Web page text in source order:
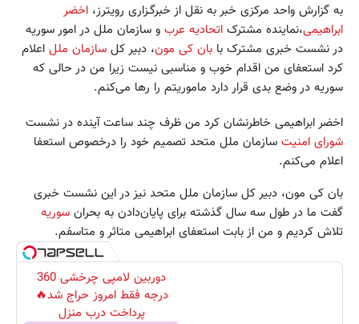
به گزارش واحد مرکزی خبر به نقل از خبرگـزاری رویترز، اخضر
ابراهیمی،نماینده مشترک اتحادیه عرب و سازمان ملل در امور سوریه
در نشست خبری مشترک با بان کی مون، دبیر کل سازمان ملل اعلام
کرد استعفای من اقدام خوب و مناسبی نیست زیرا من در حالی که
سوریه در وضع بدی قرار دارد ماموریتم را رها می‌کنم.
اخضر ابراهیمی خاطرنشان کرد من ظرف چند ساعت آینده در نشست
شورای امنیت سازمان ملل متحد تصمیم خود را درخصوص استعفا
اعلام می‌کنم.
بان کی مون، دبیر کل سازمان ملل متحد نیز در این نشست خبری
گفت ما در طول سه سال گذشته برای پایان‌دادن به بحران سوریه
تلاش کردیم و من از بابت استعفای ابراهیمی متاثر و متاسفم.
دوربین لامپی چرخشی 360
درجه فقط امروز حراج شد🔥
پرداخت درب منزل